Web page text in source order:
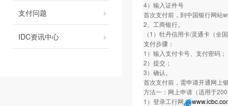
支付问题
IDC资讯中心
4）输入证件号
首次支付前，到中国银行网站
2、工商银行。
（1）牡丹信用卡/灵通卡（全
支付步骤：
1）输入支付卡号、支付密码；
2）提交；
3）确认。
首次支付前，需申请开通网上
方法一：网上申请（适用于
1）登录工行网